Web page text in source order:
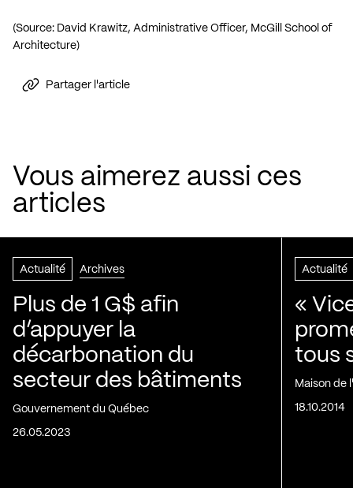
(Source: David Krawitz, Administrative Officer, McGill School of
Architecture)
Partager l'article
Vous aimerez aussi ces
articles
Actualité Archives
Plus de 1 G$ afin
d’appuyer la
décarbonation du
secteur des bâtiments
Gouvernement du Québec
26.05.2023
Actualité
«
tous
Maison de
18.10.2014